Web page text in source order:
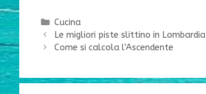
Categorie
Cucina
Le migliori piste slittino in Lombardia
Come si calcola l’Ascendente